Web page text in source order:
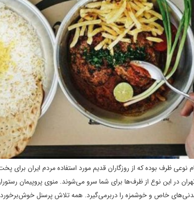
ظرف بوده که از روزگاران قدیم مورد استفاده مردم ایران برای
در این نوع از ظرف‌ها برای شما سرو می‌شوند. منوی پروپیمان
خاص و خوشمزه را دربرمی‌گیرد. همه تلاش پرسنل